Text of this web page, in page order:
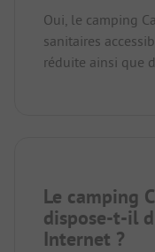
Oui, le camping
sanitaires
réduite ainsi que
Le camping
dispose-t-il
Internet ?